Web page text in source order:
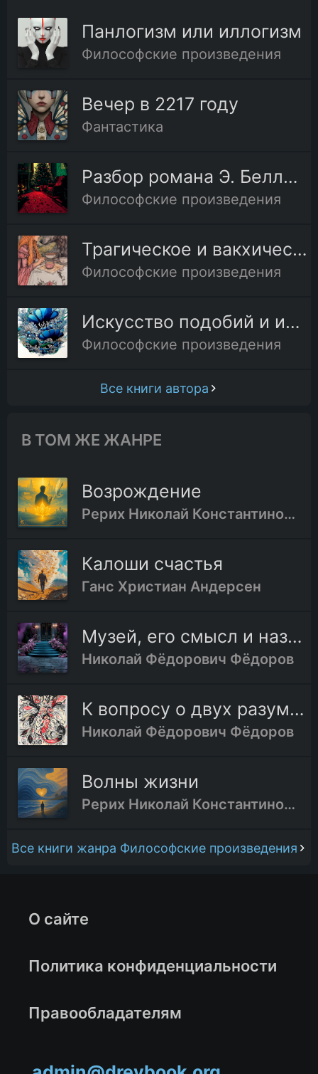
Панлогизм или иллогизм
Философские произведения
Вечер в 2217 году
Фантастика
Разбор романа Э. Беллами «Оглядываясь назад от 1887 к 2000 году»
Философские произведения
Трагическое и вакхическое у Шопенгауэра и Ницше
Философские произведения
Искусство подобий и искусство действительности
Философские произведения
Все книги автора
В ТОМ ЖЕ ЖАНРЕ
Возрождение
Рерих Николай Константинович
Калоши счастья
Ганс Христиан Андерсен
Музей, его смысл и назначение
Николай Фёдорович Фёдоров
К вопросу о двух разумах
Николай Фёдорович Фёдоров
Волны жизни
Рерих Николай Константинович
Все книги жанра Философские произведения
О сайте
Политика конфиденциальности
Правообладателям